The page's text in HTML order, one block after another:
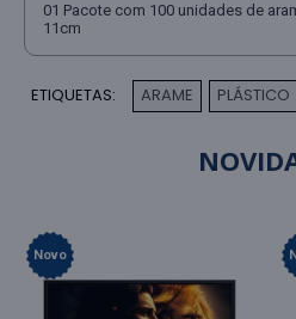
01 Pacote com 100 unidades de
11cm
ETIQUETAS: ARAME PLÁSTICO
Novo